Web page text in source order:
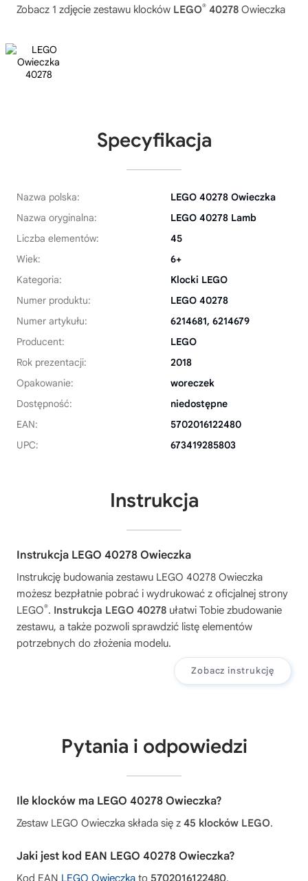
Zobacz 1 zdjęcie zestawu klocków LEGO® 40278 Owieczka
Specyfikacja
Nazwa polska:
LEGO 40278 Owieczka
Nazwa oryginalna:
LEGO 40278 Lamb
Liczba elementów:
45
Wiek:
6+
Kategoria:
Klocki LEGO
Numer produktu:
LEGO 40278
Numer artykułu:
6214681, 6214679
Producent:
LEGO
Rok prezentacji:
2018
Opakowanie:
woreczek
Dostępność:
niedostępne
EAN:
5702016122480
UPC:
673419285803
Instrukcja
Instrukcja LEGO 40278 Owieczka
Instrukcję budowania zestawu LEGO 40278 Owieczka
możesz bezpłatnie pobrać i wydrukować z oficjalnej strony
LEGO®. Instrukcja LEGO 40278 ułatwi Tobie zbudowanie
zestawu, a także pozwoli sprawdzić listę elementów
potrzebnych do złożenia modelu.
Zobacz instrukcję
Pytania i odpowiedzi
Ile klocków ma LEGO 40278 Owieczka?
Zestaw LEGO Owieczka składa się z 45 klocków LEGO.
Jaki jest kod EAN LEGO 40278 Owieczka?